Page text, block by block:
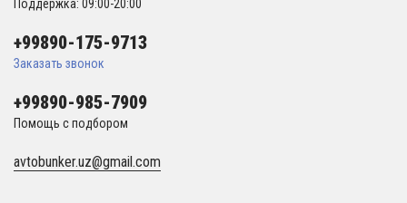
Поддержка: 09:00-20:00
+99890-175-9713
Заказать звонок
+99890-985-7909
Помощь с подбором
avtobunker.uz@gmail.com